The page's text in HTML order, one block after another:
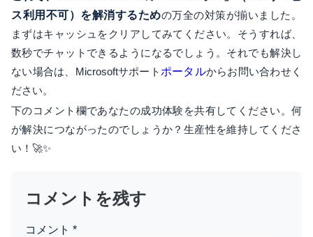
ス利用不可）を解消するための万全の対策が揃いました。
まずはキャッシュをクリアしてみてください。そうすれば、
数秒でチャットできるようになるでしょう。それでも解決し
ない場合は、Microsoftサポート ポータルからお問い合わせく
ださい。
下のコメント欄であなたの成功体験を共有してください。何
が解決につながったのでしょうか？生産性を維持してくださ
い！🚀✨
コメントを残す
コメント *